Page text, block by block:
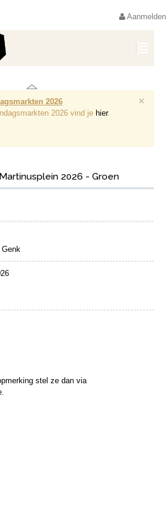
Aanmelden
×
2026
2026 vind je hier.
2026 - Groen
stel ze dan via